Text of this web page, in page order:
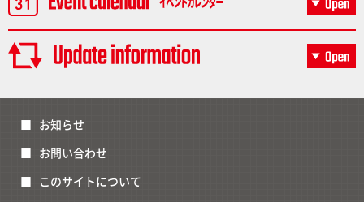
お知らせ
お問い合わせ
このサイトについて